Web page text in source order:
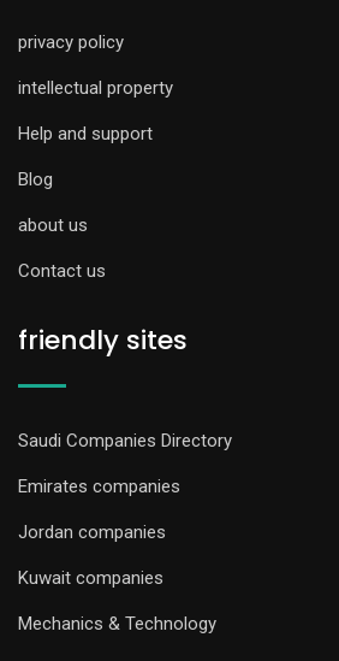
privacy policy
intellectual property
Help and support
Blog
about us
Contact us
friendly sites
Saudi Companies Directory
Emirates companies
Jordan companies
Kuwait companies
Mechanics & Technology